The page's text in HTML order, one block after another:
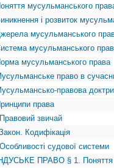
мусульманського
і розвиток
мусульманського
мусульманського
мусульманського права
право в
правова
права
звичай
Кодифікація
судової системи
ПРАВО § 1. Поняття